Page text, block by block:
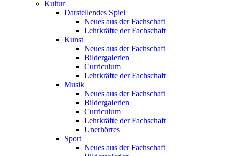
Kultur
Darstellendes Spiel
Neues aus der Fachschaft
Lehrkräfte der Fachschaft
Kunst
Neues aus der Fachschaft
Bildergalerien
Curriculum
Lehrkräfte der Fachschaft
Musik
Neues aus der Fachschaft
Bildergalerien
Curriculum
Lehrkräfte der Fachschaft
Unerhörtes
Sport
Neues aus der Fachschaft